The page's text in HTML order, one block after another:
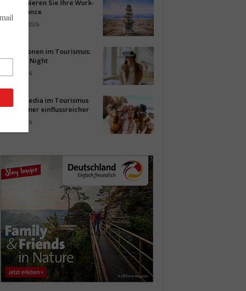
So optimieren Sie Ihre Work-
Life-Balance
3. August 2026
Innovationen im Tourismus:
Start-up Night
31. Juli 2026
Social Media im Tourismus
wird immer einflussreicher
30. Juli 2026